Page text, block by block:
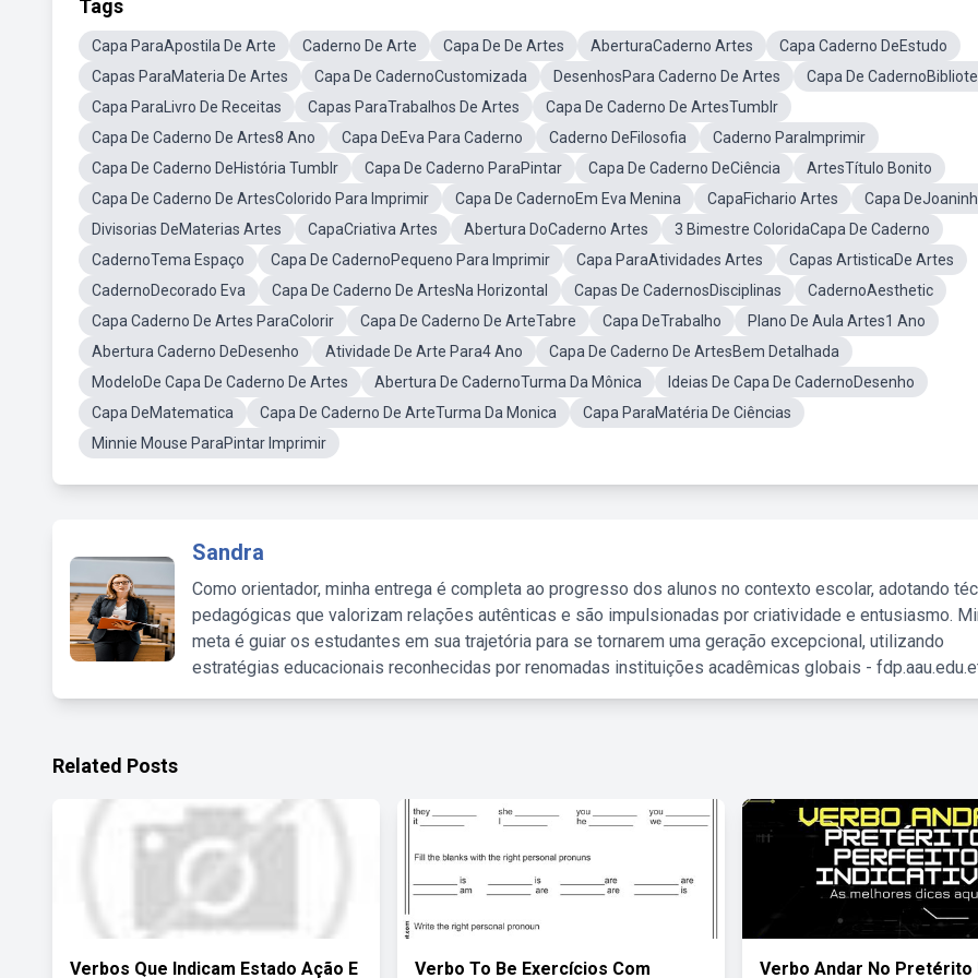
Tags
Capa ParaApostila De Arte Caderno De Arte Capa De De Artes AberturaCaderno Artes
Capa Caderno DeEstudo
Capas ParaMateria De Artes
Capa De CadernoCustomizada DesenhosPara Caderno De Artes
Capa De
Capa ParaLivro De Receitas
Capas ParaTrabalhos De Artes
Capa De Caderno De ArtesTumblr
Capa De Caderno De Artes8 Ano
Capa DeEva Para Caderno Caderno DeFilosofia
Caderno ParaImprimir
Capa De Caderno DeHistória Tumblr
Capa De Caderno ParaPintar Capa De Caderno DeCiência
ArtesTítulo Bonito
Capa De Caderno De ArtesColorido Para Imprimir
Capa De CadernoEm Eva Menina CapaFichario Artes
Capa
Divisorias DeMaterias Artes
CapaCriativa Artes Abertura DoCaderno Artes
3 Bimestre ColoridaCapa De Caderno
CadernoTema Espaço
Capa De CadernoPequeno Para Imprimir Capa ParaAtividades Artes
Capas ArtisticaDe Artes
CadernoDecorado Eva
Capa De Caderno De ArtesNa Horizontal Capas De CadernosDisciplinas
CadernoAesthetic
Capa Caderno De Artes ParaColorir
Capa De Caderno De ArteTabre Capa DeTrabalho
Plano De Aula Artes1 Ano
Abertura Caderno DeDesenho
Atividade De Arte Para4 Ano
Capa De Caderno De ArtesBem Detalhada
ModeloDe Capa De Caderno De Artes
Abertura De CadernoTurma Da Mônica
Ideias De Capa De CadernoDesenho
Capa DeMatematica
Capa De Caderno De ArteTurma Da Monica
Capa ParaMatéria De Ciências
Minnie Mouse ParaPintar Imprimir
Sandra
Como orientador, minha entrega é completa ao progresso dos alunos no contexto escolar, adotando
pedagógicas que valorizam relações autênticas e são impulsionadas por criatividade e entusiasmo.
meta é guiar os estudantes em sua trajetória para se tornarem uma geração excepcional, utilizando
estratégias educacionais reconhecidas por renomadas instituições acadêmicas globais -
Related Posts
Verbos Que Indicam Estado Ação E Verbo To Be Exercícios Com Verbo Andar No